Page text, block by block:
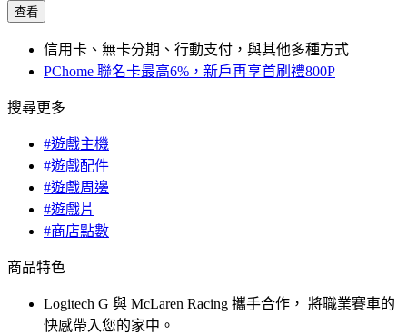
查看
信用卡、無卡分期、行動支付，與其他多種方式
PChome 聯名卡最高6%，新戶再享首刷禮800P
搜尋更多
#遊戲主機
#遊戲配件
#遊戲周邊
#遊戲片
#商店點數
商品特色
Logitech G 與 McLaren Racing 攜手合作， 將職業賽車的
快感帶入您的家中。